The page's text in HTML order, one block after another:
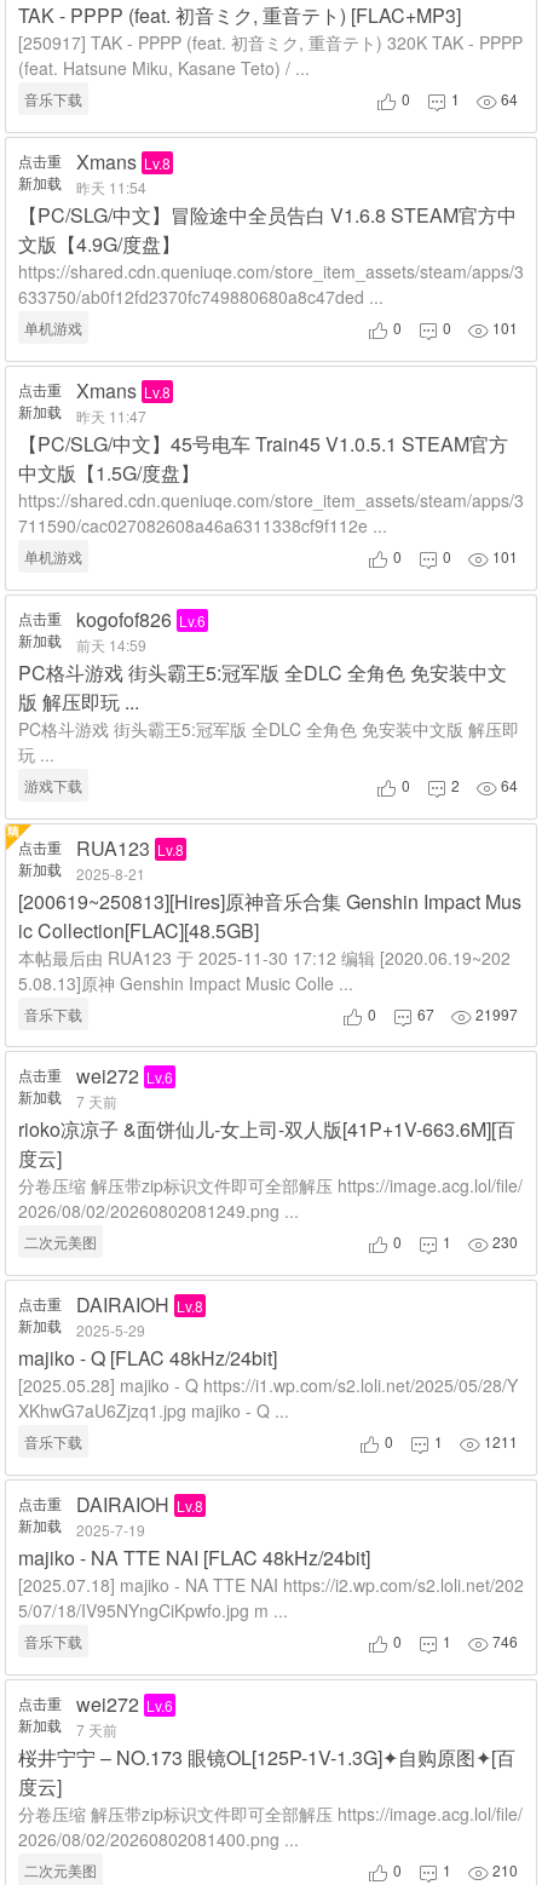
TAK - PPPP (feat. 初音ミク, 重音テト) [FLAC+MP3]
[250917] TAK - PPPP (feat. 初音ミク, 重音テト) 320K TAK - PPPP
(feat. Hatsune Miku, Kasane Teto) / ...
音乐下载  0  1 64
点击重
新加载
Xmans Lv.8
昨天 11:54
【PC/SLG/中文】冒险途中全员告白 V1.6.8 STEAM官方中
文版【4.9G/度盘】
https://shared.cdn.queniuqe.com/store_item_assets/steam/apps/3
633750/ab0f12fd2370fc749880680a8c47ded ...
单机游戏  0  0  101
点击重
新加载
Xmans Lv.8
昨天 11:47
【PC/SLG/中文】45号电车 Train45 V1.0.5.1 STEAM官方
中文版【1.5G/度盘】
https://shared.cdn.queniuqe.com/store_item_assets/steam/apps/3
711590/cac027082608a46a6311338cf9f112e ...
单机游戏  0  0  101
点击重
新加载
kogofof826 Lv.6
前天 14:59
PC格斗游戏 街头霸王5:冠军版 全DLC 全角色 免安装中文
版 解压即玩 ...
PC格斗游戏 街头霸王5:冠军版 全DLC 全角色 免安装中文版 解压即
玩 ...
游戏下载  0  2 64
点击重
新加载
RUA123 Lv.8
2025-8-21
[200619~250813][Hires]原神音乐合集 Genshin Impact Mus
ic Collection[FLAC][48.5GB]
本帖最后由 RUA123 于 2025-11-30 17:12 编辑 [2020.06.19~202
5.08.13]原神 Genshin Impact Music Colle ...
音乐下载  0  67 21997
点击重
新加载
wei272 Lv.6
7 天前
rioko凉凉子 &面饼仙儿-女上司-双人版[41P+1V-663.6M][百
度云]
分卷压缩 解压带zip标识文件即可全部解压 https://image.acg.lol/file/
2026/08/02/20260802081249.png ...
二次元美图  0  1 230
点击重
新加载
DAIRAIOH Lv.8
2025-5-29
majiko - Q [FLAC 48kHz/24bit]
[2025.05.28] majiko - Q https://i1.wp.com/s2.loli.net/2025/05/28/Y
XKhwG7aU6Zjzq1.jpg majiko - Q ...
音乐下载  0  1  1211
点击重
新加载
DAIRAIOH Lv.8
2025-7-19
majiko - NA TTE NAI [FLAC 48kHz/24bit]
[2025.07.18] majiko - NA TTE NAI https://i2.wp.com/s2.loli.net/202
5/07/18/IV95NYngCiKpwfo.jpg m ...
音乐下载  0  1 746
点击重
新加载
wei272 Lv.6
7 天前
桜井宁宁 – NO.173 眼镜OL[125P-1V-1.3G]✦自购原图✦[百
度云]
分卷压缩 解压带zip标识文件即可全部解压 https://image.acg.lol/file/
2026/08/02/20260802081400.png ...
二次元美图  0  1 210